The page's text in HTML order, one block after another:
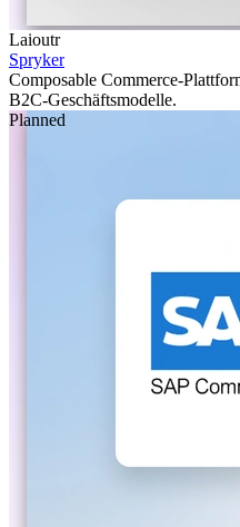
Laioutr
Spryker
Composable Commerce-
B2C-Geschäftsmodelle.
Planned